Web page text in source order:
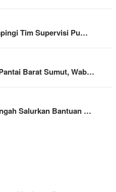
Tim Supervisi Pu…
Barat Sumut, Wab…
Salurkan Bantuan …